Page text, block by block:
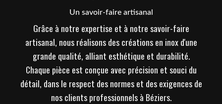
Un savoir-faire artisanal
Grâce à notre expertise et à notre savoir-faire
artisanal, nous réalisons des créations en inox d'une
grande qualité, alliant esthétique et durabilité.
Chaque pièce est conçue avec précision et souci du
détail, dans le respect des normes et des exigences de
nos clients professionnels à Béziers.